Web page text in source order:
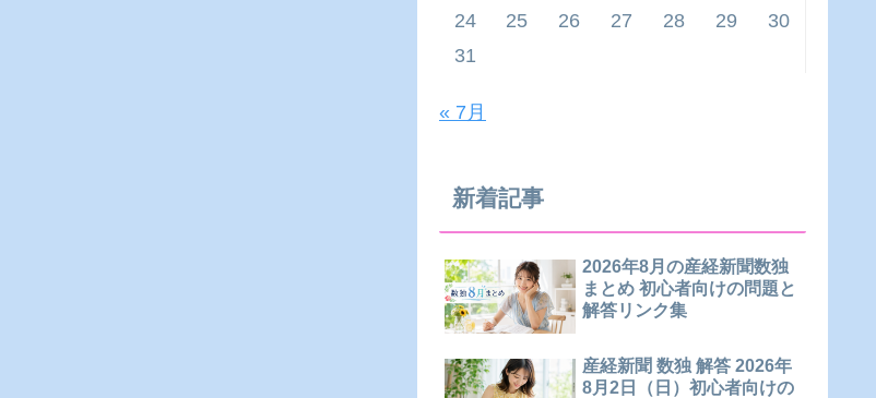
24
25 26 27 28 29
30
31
« 7月
新着記事
2026年8月の産経新聞数独
まとめ 初心者向けの問題と
解答リンク集
産経新聞 数独 解答 2026年
8月2日（日）初心者向けの